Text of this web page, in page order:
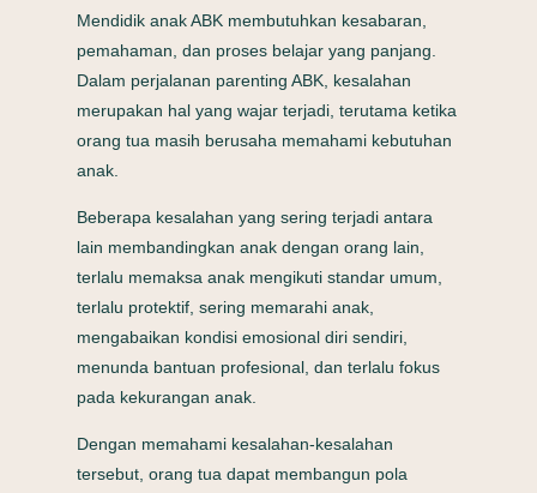
Mendidik anak ABK membutuhkan kesabaran,
pemahaman, dan proses belajar yang panjang.
Dalam perjalanan parenting ABK, kesalahan
merupakan hal yang wajar terjadi, terutama ketika
orang tua masih berusaha memahami kebutuhan
anak.
Beberapa kesalahan yang sering terjadi antara
lain membandingkan anak dengan orang lain,
terlalu memaksa anak mengikuti standar umum,
terlalu protektif, sering memarahi anak,
mengabaikan kondisi emosional diri sendiri,
menunda bantuan profesional, dan terlalu fokus
pada kekurangan anak.
Dengan memahami kesalahan-kesalahan
tersebut, orang tua dapat membangun pola